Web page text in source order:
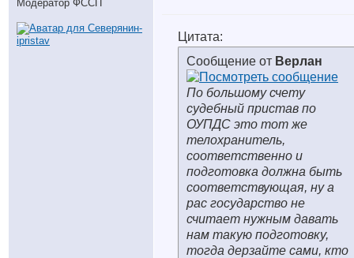
Модератор ФССП
Цитата:
Сообщение от Верлан
По большому счету
судебный пристав по
ОУПДС это тот же
телохранитель,
соответственно и
подготовка должна быть
соответствующая, ну а
рас государство не
считает нужным давать
нам такую подготовку,
тогда дерзайте сами, кто